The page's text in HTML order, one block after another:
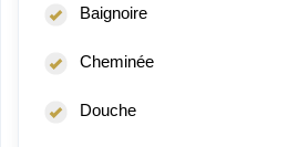
Baignoire
Cheminée
Douche